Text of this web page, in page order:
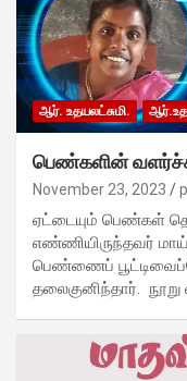
ஆர். உதயலட்சுமி.
பெண்களின்
November 23, 2023
ஏட்டையும் பெண்கள்
எண்ணியிருந்தவர்
பெண்ணைப்
தலைகுனிந்தார். நூறு